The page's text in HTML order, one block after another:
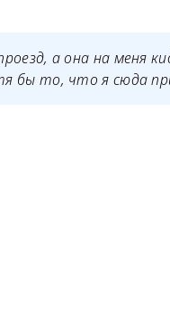
а она на меня
бы то, что я сюда